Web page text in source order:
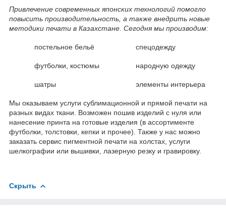
Привлечение современных японских технологий помогло
повысить производительность, а также внедрить новые
методики печати в Казахстане. Сегодня мы производим:
постельное бельё спецодежду
футболки, костюмы народную одежду
шатры элементы интерьера
Мы оказываем услуги сублимационной и прямой печати на
разных видах ткани. Возможен пошив изделий с нуля или
нанесение принта на готовые изделия (в ассортименте
футболки, толстовки, кепки и прочее). Также у нас можно
заказать сервис пигментной печати на холстах, услуги
шелкографии или вышивки, лазерную резку и гравировку.
Скрыть